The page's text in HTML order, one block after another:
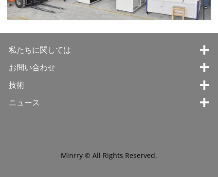
私たちに関しては
お問い合わせ
技術
ニュース
Minrry © All Rights Reserved.